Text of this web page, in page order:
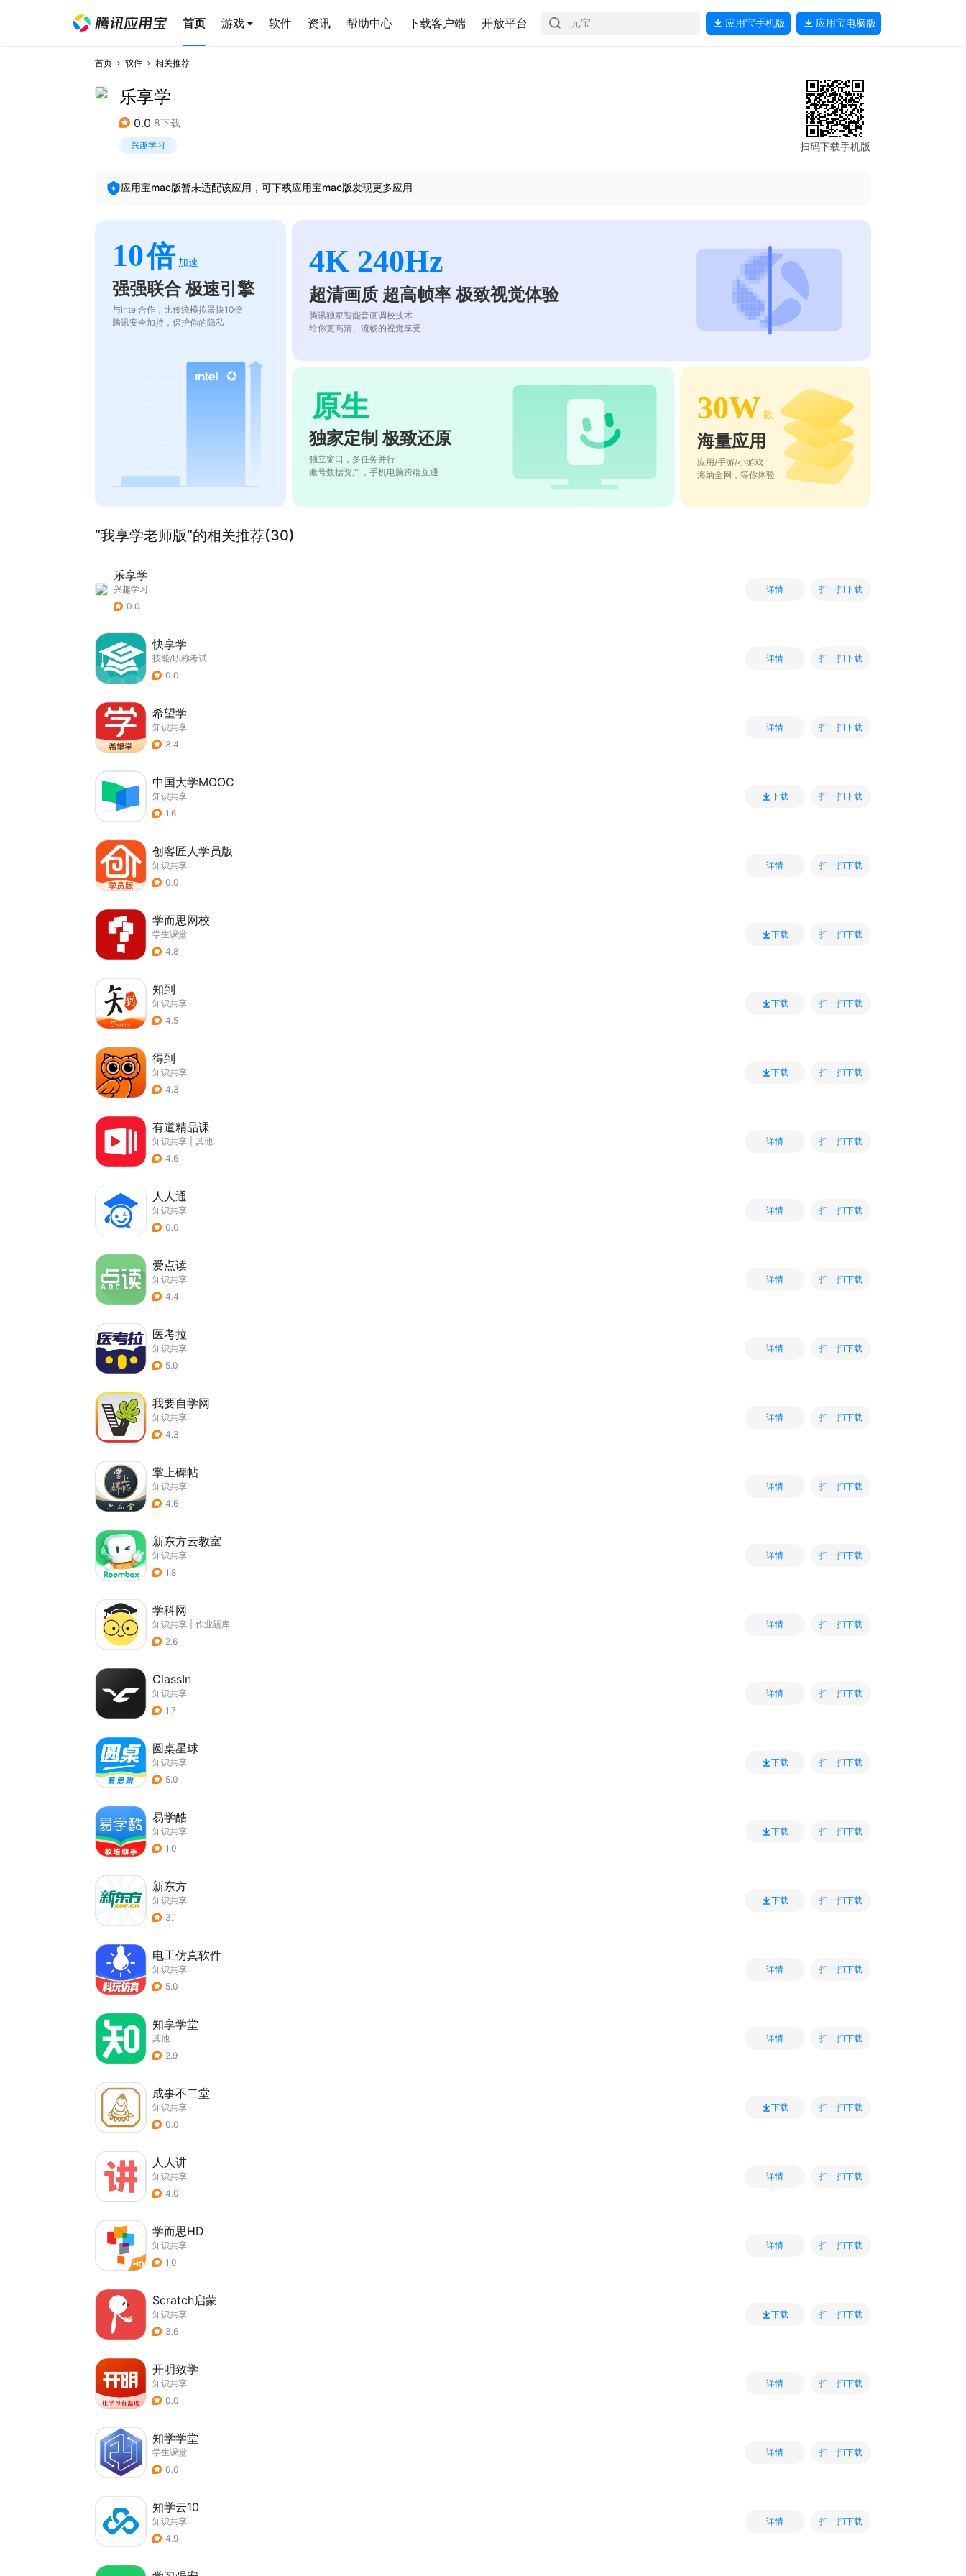
首页 游戏 软件 资讯 帮助中心 下载客户端 开放平台 应用宝手机版 应用宝电脑版
首页 软件 相关推荐
乐享学
0.0 8下载
兴趣学习 扫码下载手机版
应用宝mac版暂未适配该应用，可下载应用宝mac版发现更多应用
10倍 加速
强强联合 极速引擎
与intel合作，比传统模拟器快10倍
腾讯安全加持，保护你的隐私
4K 240Hz
超清画质 超高帧率 极致视觉体验
腾讯独家智能音画调校技术
给你更高清、流畅的视觉享受
原生
独家定制 极致还原
独立窗口，多任务并行
账号数据资产，手机电脑跨端互通
30W 款
海量应用
应用/手游/小游戏
海纳全网，等你体验
“我享学老师版”的相关推荐(30)
乐享学
兴趣学习
0.0
详情 扫一扫下载
快享学
技能/职称考试
0.0
详情 扫一扫下载
希望学
知识共享
3.4
详情 扫一扫下载
中国大学MOOC
知识共享
1.6
下载 扫一扫下载
创客匠人学员版
知识共享
0.0
详情 扫一扫下载
学而思网校
学生课堂
4.8
下载 扫一扫下载
知到
知识共享
4.5
下载 扫一扫下载
得到
知识共享
4.3
下载 扫一扫下载
有道精品课
知识共享
其他
4.6
详情 扫一扫下载
人人通
知识共享
0.0
详情 扫一扫下载
爱点读
知识共享
4.4
详情 扫一扫下载
医考拉
知识共享
5.0
详情 扫一扫下载
我要自学网
知识共享
4.3
详情 扫一扫下载
掌上碑帖
知识共享
4.6
详情 扫一扫下载
新东方云教室
知识共享
1.8
详情 扫一扫下载
学科网
知识共享
作业题库
2.6
详情 扫一扫下载
ClassIn
知识共享
1.7
详情 扫一扫下载
圆桌星球
知识共享
5.0
下载 扫一扫下载
易学酷
知识共享
1.0
下载 扫一扫下载
新东方
知识共享
3.1
下载 扫一扫下载
电工仿真软件
知识共享
5.0
详情 扫一扫下载
知享学堂
其他
2.9
详情 扫一扫下载
成事不二堂
知识共享
0.0
下载 扫一扫下载
人人讲
知识共享
4.0
详情 扫一扫下载
学而思HD
知识共享
1.0
详情 扫一扫下载
Scratch启蒙
知识共享
3.6
下载 扫一扫下载
开明致学
知识共享
0.0
详情 扫一扫下载
知学学堂
学生课堂
0.0
详情 扫一扫下载
知学云10
知识共享
4.9
详情 扫一扫下载